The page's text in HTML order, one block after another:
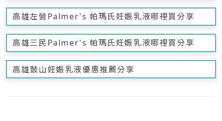
高雄左營Palmer's 帕瑪氏妊娠乳液哪裡買分享
高雄三民Palmer's 帕瑪氏妊娠乳液哪裡買分享
高雄鼓山妊娠乳液優惠推薦分享